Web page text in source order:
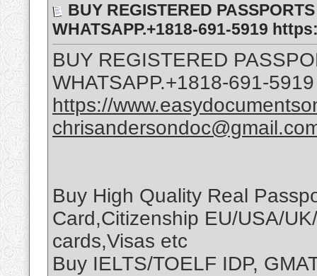
BUY REGISTERED
WHATSAPP.+1818-691-5919
BUY REGISTERED
WHATSAPP.+1818-691-5919
https://
Buy High Quality Real
Card,Citizenship EU/USA/
cards,Visas etc
Buy IELTS/TOELF IDP,